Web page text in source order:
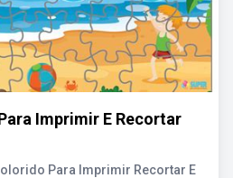
Imprimir E Recortar
Para Imprimir Recortar E